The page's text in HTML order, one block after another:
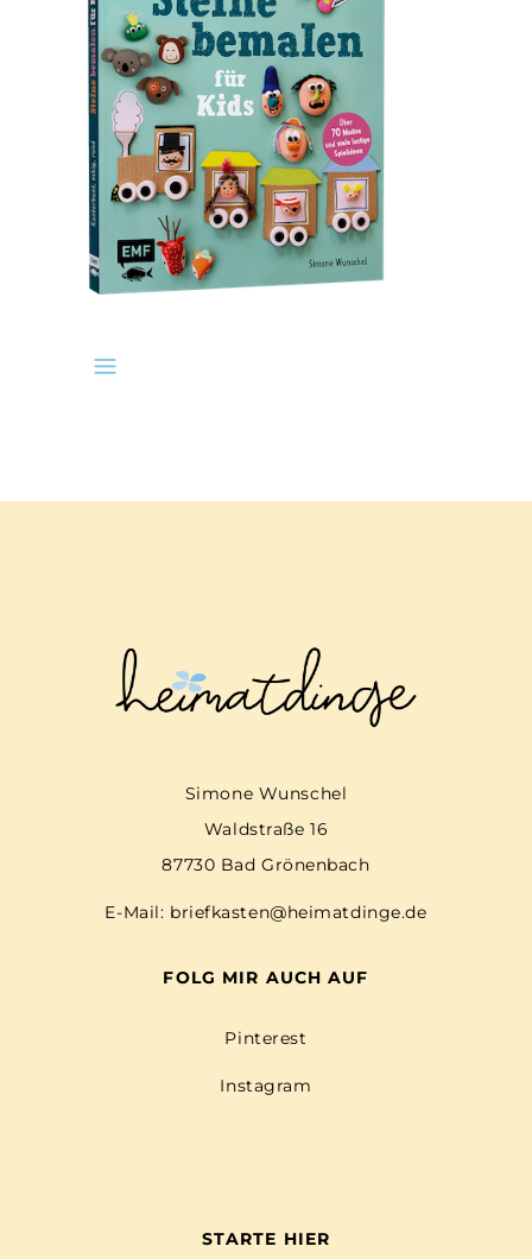
Simone Wunschel
Waldstraße 16
87730 Bad Grönenbach
E-Mail: briefkasten@heimatdinge.de
FOLG MIR AUCH AUF
Pinterest
Instagram
STARTE HIER